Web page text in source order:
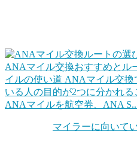
ANAマイル交換おすすめとル
イルの使い道 ANAマイル交換
いる人の目的が2つに分かれ
ANAマイルを航空券、ANA
マイラーに向いて